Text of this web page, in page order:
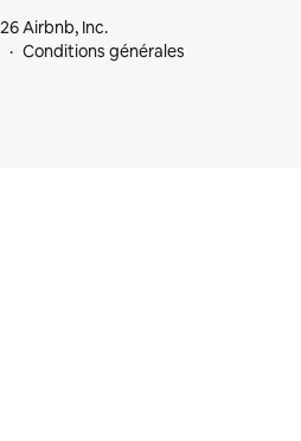
Airbnb, Inc.
Conditions générales